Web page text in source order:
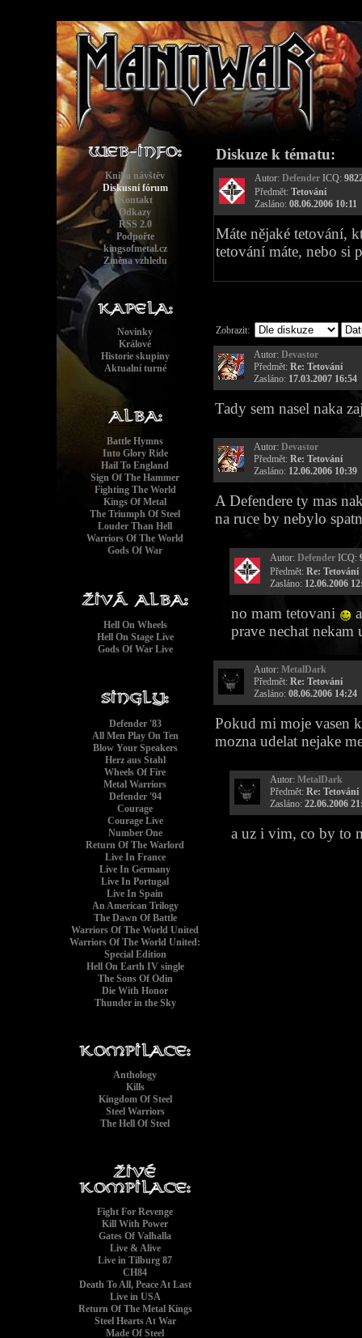
Kniha návštěv
Diskusní fórum
Kontakt
Odkazy
RSS 2.0
Podpořte
kingsofmetal.cz
Změna vzhledu
Novinky
Králové
Historie skupiny
Aktualní turné
Battle Hymns
Into Glory Ride
Hail To England
Sign Of The Hammer
Fighting The World
Kings Of Metal
The Triumph Of Steel
Louder Than Hell
Warriors Of The World
Gods Of War
Hell On Wheels
Hell On Stage Live
Gods Of War Live
Defender '83
All Men Play On Ten
Blow Your Speakers
Herz aus Stahl
Wheels Of Fire
Metal Warriors
Defender '94
Courage
Courage Live
Number One
Return Of The Warlord
Live In France
Live In Germany
Live In Portugal
Live In Spain
An American Trilogy
The Dawn Of Battle
Warriors Of The World United
Warriors Of The World United:
Special Edition
Hell On Earth IV single
The Sons Of Odin
Die With Honor
Thunder in the Sky
Anthology
Kills
Kingdom Of Steel
Steel Warriors
The Hell Of Steel
Fight For Revenge
Kill With Power
Gates Of Valhalla
Live & Alive
Live in Tilburg 87
CH84
Death To All, Peace At Last
Live in USA
Return Of The Metal Kings
Steel Hearts At War
Made Of Steel
Diskuze k tématu:
Autor: Defender ICQ:
Předmět: Tetování
Zasláno: 08.06.2006 10:11
Máte nějaké tetování,
tetování máte, nebo si
Zobrazit:
Autor: Devastor
Předmět: Re: Tetování
Zasláno: 17.03.2007 16:54
Tady sem nasel naka
Autor: Devastor
Předmět: Re: Tetování
Zasláno: 12.06.2006 10:39
A Defendere ty mas
na ruce by nebylo
Autor: Defender ICQ:
Předmět: Re: Tetování
Zasláno: 12.06.2006
no mam tetovani
prave nechat
Autor: MetalDark
Předmět: Re: Tetování
Zasláno: 08.06.2006 14:24
Pokud mi moje vasen
mozna udelat nejake
Autor: MetalDark
Předmět: Re: Tetování
Zasláno: 22.06.2006
a uz i vim, co by to